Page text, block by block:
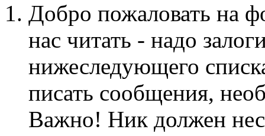
Добро пожаловать на
нас читать - надо
нижеследующего
писать сообщения,
Важно! Ник должен